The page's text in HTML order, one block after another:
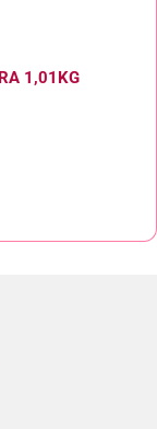
1,01KG